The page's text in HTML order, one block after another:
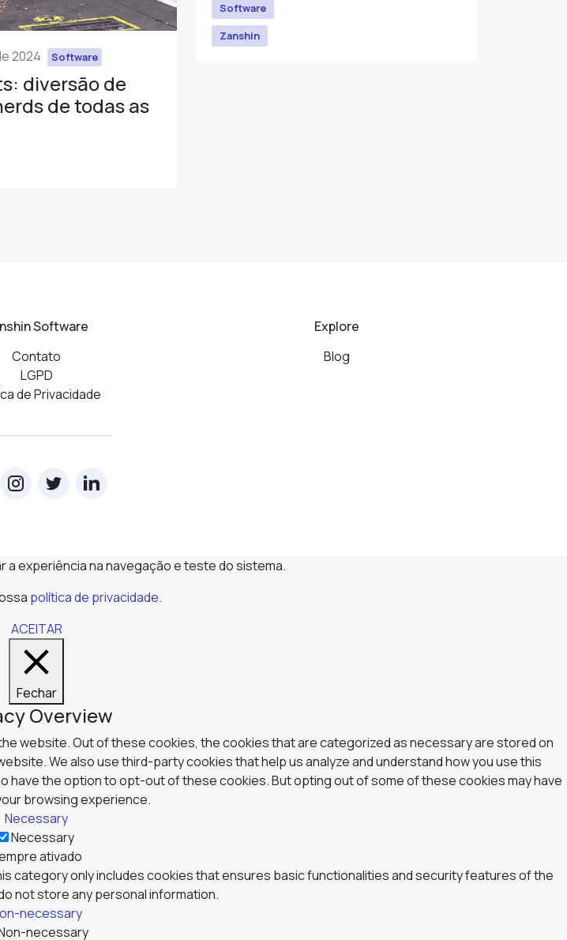
Software
Zanshin
2024 Software
diversão de
de todas as
Software
Contato
LGPD
de Privacidade
Explore
Blog
a experiência na navegação e teste do sistema.
política de privacidade.
ACEITAR
Fechar
Overview
website. Out of these cookies, the cookies that are categorized as necessary are stored on
We also use third-party cookies that help us analyze and understand how you use this
have the option to opt-out of these cookies. But opting out of some of these cookies may have
browsing experience.
Necessary
Necessary
ativado
only includes cookies that ensures basic functionalities and security features of the
not store any personal information.
necessary
necessary